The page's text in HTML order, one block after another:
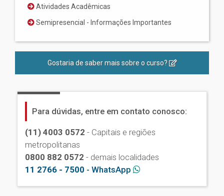
Atividades Acadêmicas
Semipresencial - Informações Importantes
Gostaria de saber mais sobre o curso?
Para dúvidas, entre em contato conosco:
(11) 4003 0572 - Capitais e regiões
metropolitanas
0800 882 0572 - demais localidades
11 2766 - 7500 - WhatsApp